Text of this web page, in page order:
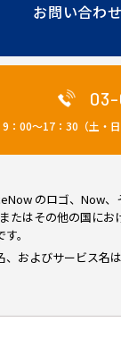
お問い合わ
03-
9：00～17：30（土・
のロゴ、Now、
たはその他の国にお
。
およびサービス名